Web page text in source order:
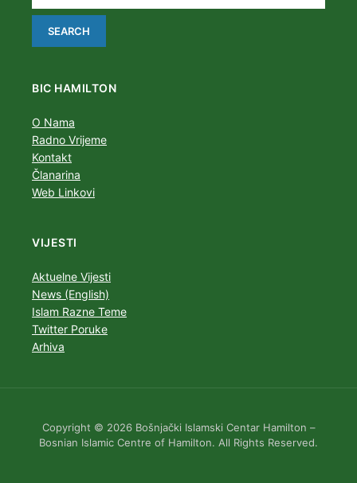
BIC HAMILTON
O Nama
Radno Vrijeme
Kontakt
Članarina
Web Linkovi
VIJESTI
Aktuelne Vijesti
News (English)
Islam Razne Teme
Twitter Poruke
Arhiva
Copyright © 2026 Bošnjački Islamski Centar Hamilton –
Bosnian Islamic Centre of Hamilton. All Rights Reserved.